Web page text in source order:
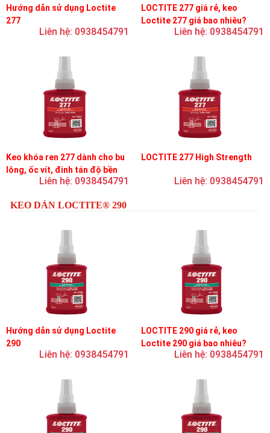
Hướng dẫn sử dụng Loctite
277
Liên hệ: 0938454791
LOCTITE 277 giá rẻ, keo
Loctite 277 giá bao nhiêu?
Liên hệ: 0938454791
Keo khóa ren 277 dành cho bu
lông, ốc vít, đinh tán độ bền
cao, độ nhớt cao
Liên hệ: 0938454791
LOCTITE 277 High Strength
Liên hệ: 0938454791
KEO DÁN LOCTITE® 290
Hướng dẫn sử dụng Loctite
290
Liên hệ: 0938454791
LOCTITE 290 giá rẻ, keo
Loctite 290 giá bao nhiêu?
Liên hệ: 0938454791